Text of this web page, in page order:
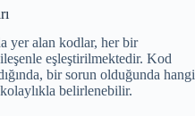
yer alan kodlar, her bir
eşleştirilmektedir. Kod
bir sorun olduğunda hangi
belirlenebilir.